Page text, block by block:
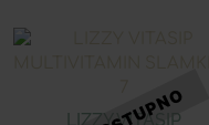
LIZZY VITASIP